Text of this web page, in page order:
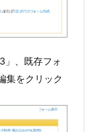
」、既存フォ
集をクリック